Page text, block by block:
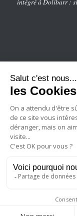
intégré à Dolibarr :